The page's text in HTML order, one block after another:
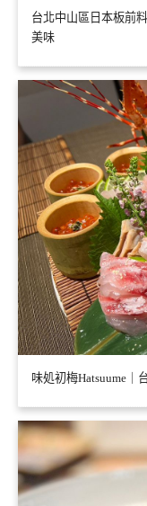
台北中山區日本板前
美味
味処初梅Hatsuume｜